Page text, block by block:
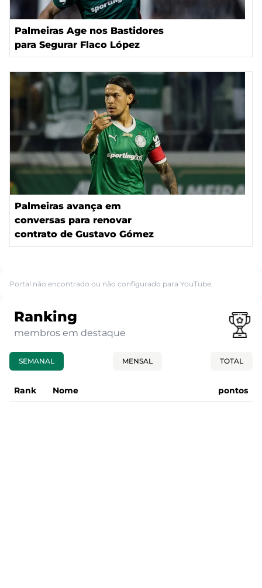
Palmeiras Age nos Bastidores
para Segurar Flaco López
Palmeiras avança em
conversas para renovar
contrato de Gustavo Gómez
Portal não encontrado ou não configurado para YouTube.
Ranking
membros em destaque
SEMANAL MENSAL TOTAL
Rank Nome pontos